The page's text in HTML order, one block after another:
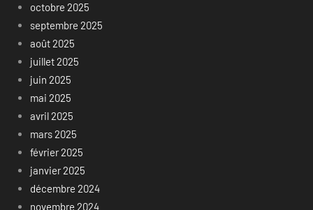
octobre 2025
septembre 2025
août 2025
juillet 2025
juin 2025
mai 2025
avril 2025
mars 2025
février 2025
janvier 2025
décembre 2024
novembre 2024